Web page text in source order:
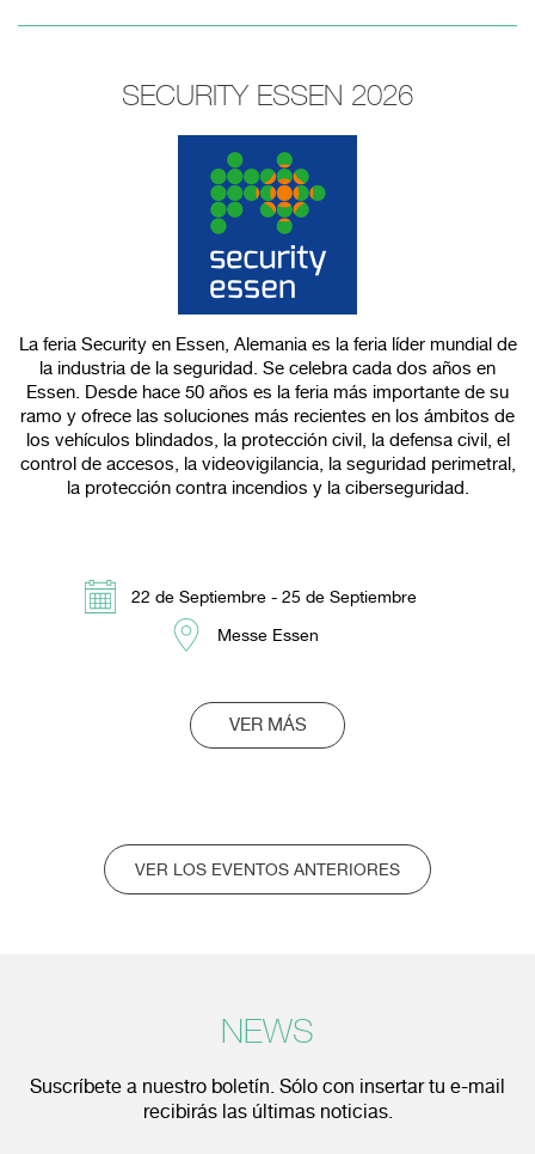
SECURITY ESSEN 2026
La feria Security en Essen, Alemania es la feria líder mundial de
la industria de la seguridad. Se celebra cada dos años en
Essen. Desde hace 50 años es la feria más importante de su
ramo y ofrece las soluciones más recientes en los ámbitos de
los vehículos blindados, la protección civil, la defensa civil, el
control de accesos, la videovigilancia, la seguridad perimetral,
la protección contra incendios y la ciberseguridad.
22 de Septiembre - 25 de Septiembre
Messe Essen
VER MÁS
VER LOS EVENTOS ANTERIORES
NEWS
Suscríbete a nuestro boletín. Sólo con insertar tu e-mail
recibirás las últimas noticias.